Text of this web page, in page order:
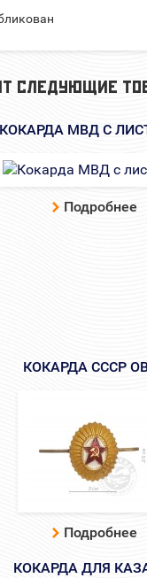
СЛЕДУЮЩИЕ
КОКАРДА МВД С
Подробнее
КОКАРДА СССР
Подробнее
КОКАРДА ДЛЯ